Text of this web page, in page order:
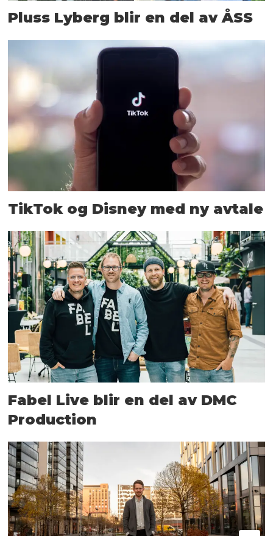
Pluss Lyberg blir en del av ÅSS
TikTok og Disney med ny avtale
Fabel Live blir en del av DMC
Production